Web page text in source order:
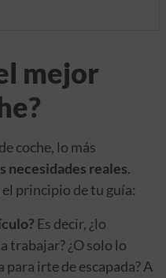
mejor
coche, lo más
necesidades reales.
principio de tu guía:
Es decir, ¿lo
trabajar? ¿O solo lo
para irte de escapada? A